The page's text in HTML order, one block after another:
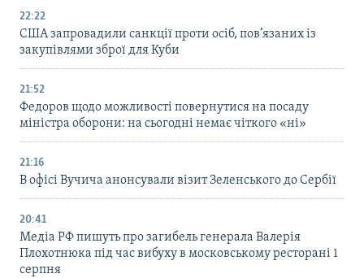
22:22
США запровадили санкції проти осіб, пов’язаних із
закупівлями зброї для Куби
21:52
Федоров щодо можливості повернутися на посаду
міністра оборони: на сьогодні немає чіткого «ні»
21:16
В офісі Вучича анонсували візит Зеленського до Сербії
20:41
Медіа РФ пишуть про загибель генерала Валерія
Плохотнюка під час вибуху в московському ресторані 1
серпня